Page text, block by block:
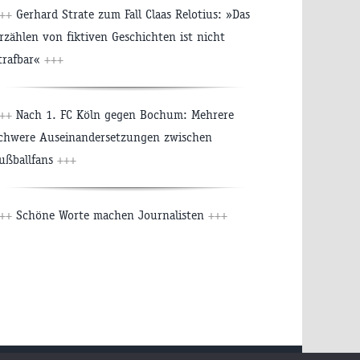
Gerhard Strate zum Fall Claas Relotius: »Das
von fiktiven Geschichten ist nicht
+++
Nach 1. FC Köln gegen Bochum: Mehrere
Auseinandersetzungen zwischen
+++
Schöne Worte machen Journalisten +++